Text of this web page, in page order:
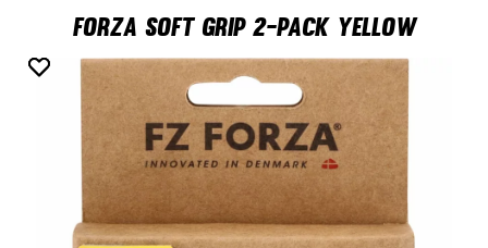
Forza Soft Grip 2-Pack Yellow